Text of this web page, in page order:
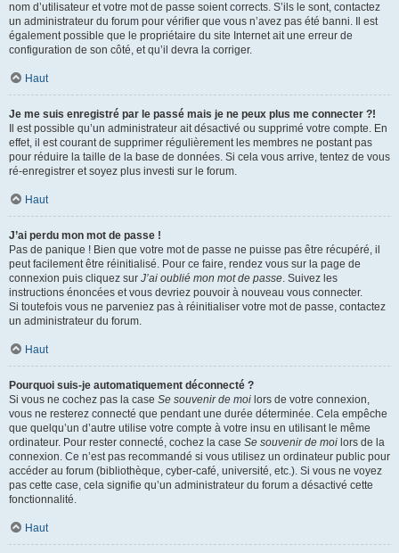
nom d’utilisateur et votre mot de passe soient corrects. S’ils le sont, contactez
un administrateur du forum pour vérifier que vous n’avez pas été banni. Il est
également possible que le propriétaire du site Internet ait une erreur de
configuration de son côté, et qu’il devra la corriger.
Haut
Je me suis enregistré par le passé mais je ne peux plus me connecter ?!
Il est possible qu’un administrateur ait désactivé ou supprimé votre compte. En
effet, il est courant de supprimer régulièrement les membres ne postant pas
pour réduire la taille de la base de données. Si cela vous arrive, tentez de vous
ré-enregistrer et soyez plus investi sur le forum.
Haut
J’ai perdu mon mot de passe !
Pas de panique ! Bien que votre mot de passe ne puisse pas être récupéré, il
peut facilement être réinitialisé. Pour ce faire, rendez vous sur la page de
connexion puis cliquez sur J’ai oublié mon mot de passe. Suivez les
instructions énoncées et vous devriez pouvoir à nouveau vous connecter.
Si toutefois vous ne parveniez pas à réinitialiser votre mot de passe, contactez
un administrateur du forum.
Haut
Pourquoi suis-je automatiquement déconnecté ?
Si vous ne cochez pas la case Se souvenir de moi lors de votre connexion,
vous ne resterez connecté que pendant une durée déterminée. Cela empêche
que quelqu’un d’autre utilise votre compte à votre insu en utilisant le même
ordinateur. Pour rester connecté, cochez la case Se souvenir de moi lors de la
connexion. Ce n’est pas recommandé si vous utilisez un ordinateur public pour
accéder au forum (bibliothèque, cyber-café, université, etc.). Si vous ne voyez
pas cette case, cela signifie qu’un administrateur du forum a désactivé cette
fonctionnalité.
Haut